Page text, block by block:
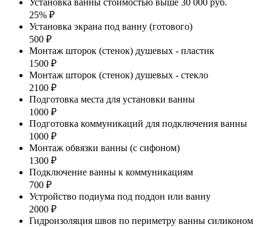
25% ₽
Установка экрана под ванну (готового)
500 ₽
Монтаж шторок (стенок) душевых - пластик
1500 ₽
Монтаж шторок (стенок) душевых - стекло
2100 ₽
Подготовка места для установки ванны
1000 ₽
Подготовка коммуникаций для подключения ванны
1000 ₽
Монтаж обвязки ванны (с сифоном)
1300 ₽
Подключение ванны к коммуникациям
700 ₽
Устройство подиума под поддон или ванну
2000 ₽
Гидроизоляция швов по периметру ванны силиконом